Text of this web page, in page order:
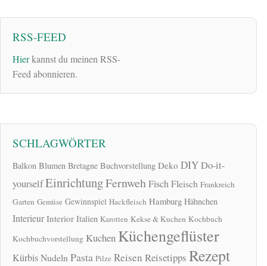
RSS-FEED
Hierkannst du meinen RSS-
Feed abonnieren.
SCHLAGWÖRTER
Balkon Blumen Bretagne Buchvorstellung Deko DIYDo-it-
yourselfEinrichtungFernwehFischFleisch Frankreich
Garten Gemüse Gewinnspiel Hackfleisch Hamburg Hähnchen
Interieur Interior Italien Karotten Kekse & Kuchen Kochbuch
Kochbuchvorstellung Kuchen Küchengeflüster
KürbisNudeln Pasta Pilze Reisen Reisetipps Rezept